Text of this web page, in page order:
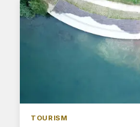
TOURISM